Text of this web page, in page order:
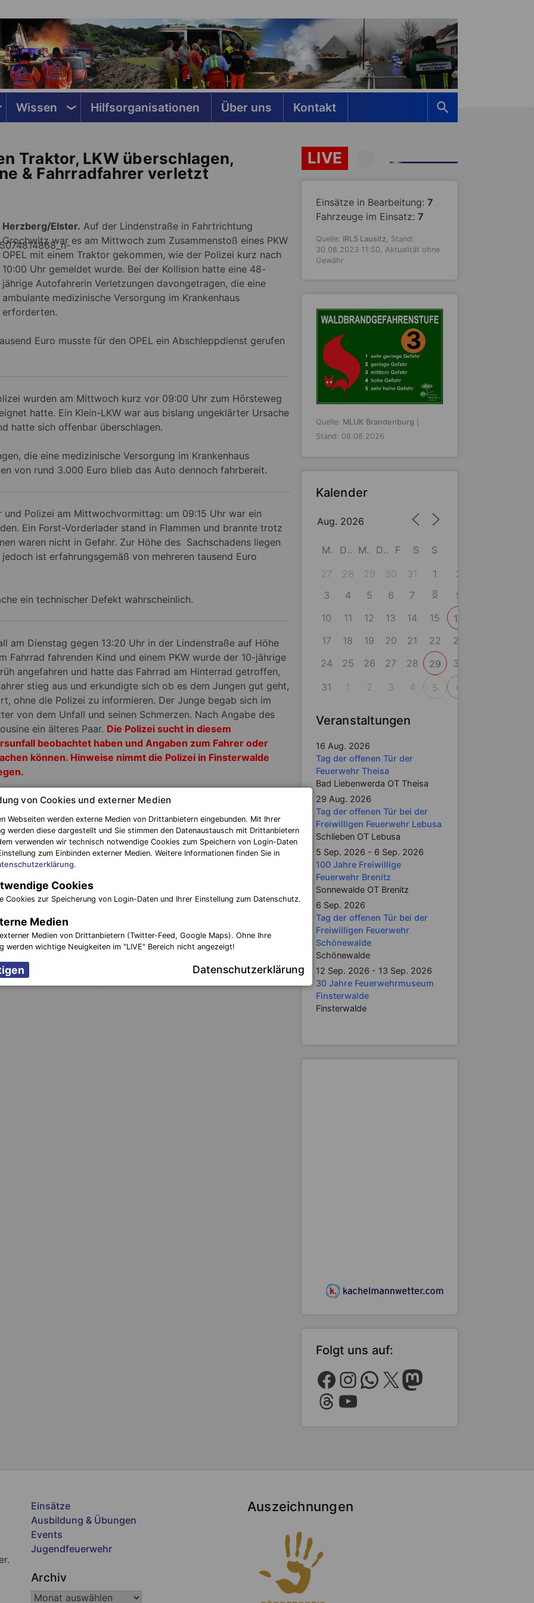
Wissen Hilfsorganisationen Über uns Kontakt
Traktor, LKW überschlagen,
& Fahrradfahrer verletzt
Herzberg/Elster. Auf der Lindenstraße in Fahrtrichtung
Grochwitz war es am Mittwoch zum Zusammenstoß eines PKW
OPEL mit einem Traktor gekommen, wie der Polizei kurz nach
10:00 Uhr gemeldet wurde. Bei der Kollision hatte eine 48-
jährige Autofahrerin Verletzungen davongetragen, die eine
ambulante medizinische Versorgung im Krankenhaus
erforderten.
Euro musste für den OPEL ein Abschleppdienst gerufen
wurden am Mittwoch kurz vor 09:00 Uhr zum Hörsteweg
hatte. Ein Klein-LKW war aus bislang ungeklärter Ursache
hatte sich offenbar überschlagen.
die eine medizinische Versorgung im Krankenhaus
von rund 3.000 Euro blieb das Auto dennoch fahrbereit.
und Polizei am Mittwochvormittag: um 09:15 Uhr war ein
Ein Forst-Vorderlader stand in Flammen und brannte trotz
waren nicht in Gefahr. Zur Höhe des Sachschadens liegen
ist erfahrungsgemäß von mehreren tausend Euro
ein technischer Defekt wahrscheinlich.
am Dienstag gegen 13:20 Uhr in der Lindenstraße auf Höhe
Fahrrad fahrenden Kind und einem PKW wurde der 10-jährige
angefahren und hatte das Fahrrad am Hinterrad getroffen,
stieg aus und erkundigte sich ob es dem Jungen gut geht,
ohne die Polizei zu informieren. Der Junge begab sich im
von dem Unfall und seinen Schmerzen. Nach Angabe des
ein älteres Paar. Die Polizei sucht in diesem
beobachtet haben und Angaben zum Fahrer oder
können. Hinweise nimmt die Polizei in Finsterwalde
Dank Rauchmelder größerer Schaden verhindert –
LIVE
Einsätze in Bearbeitung: 7
Fahrzeuge im Einsatz: 7
Quelle: IRLS Lausitz, Stand:
30.08.2023 11:50, Aktualität ohne
Gewähr
3
Quelle: MLUK Brandenburg
Stand: 08.08.2026
Kalender
Aug. 2026
M D M D F S
S
27
28 29 30 31 1
2
3
4 5 6 7 8
9
10
11 12 13 14 15
16
17
18 19 20 21 22
23
24
25 26 27 28 29
30
31
1 2 3 4 5 6
Veranstaltungen
16 Aug. 2026
Tag der offenen Tür der
Feuerwehr Theisa
Bad Liebenwerda OT Theisa
29 Aug. 2026
Tag der offenen Tür bei der
Freiwilligen Feuerwehr Lebusa
Schlieben OT Lebusa
5 Sep. 2026 - 6 Sep. 2026
100 Jahre Freiwillige
Feuerwehr Brenitz
Sonnewalde OT Brenitz
6 Sep. 2026
Tag der offenen Tür bei der
Freiwilligen Feuerwehr
Schönewalde
Schönewalde
12 Sep. 2026 - 13 Sep. 2026
30 Jahre Feuerwehrmuseum
Finsterwalde
Finsterwalde
Folgt uns auf:
Facebook
Instagram
WhatsApp
X Mastodon
Threads
YouTube
Einsätze
Ausbildung & Übungen
Events
Jugendfeuerwehr
Archiv
Auszeichnungen
von Cookies und externer Medien
Webseiten werden externe Medien von Drittanbietern eingebunden. Mit Ihrer
werden diese dargestellt und Sie stimmen den Datenaustausch mit Drittanbietern
verwenden wir technisch notwendige Cookies zum Speichern von Login-Daten
zum Einbinden externer Medien. Weitere Informationen finden Sie in
.
Cookies
Cookies zur Speicherung von Login-Daten und Ihrer Einstellung zum Datenschutz.
Medien
Medien von Drittanbietern (Twitter-Feed, Google Maps). Ohne Ihre
werden wichtige Neuigkeiten im "LIVE" Bereich nicht angezeigt!
Datenschutzerklärung